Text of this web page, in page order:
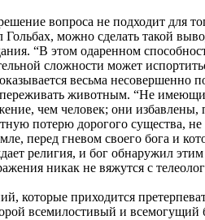
вопроса не подходит для
Гольбах, можно сделать такой
“В этом одаренном
сложности может
весьма несовершенно
животным. “Не
чем человек; они
потерю дорогого существа,
перед гневом своего бога и
религия, и бог обнаружил
никак не вяжутся с
которые приходится
всемилостивый и